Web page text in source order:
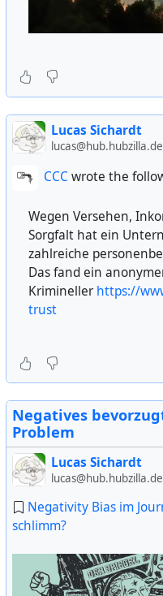
Lucas Sichardt
lucas@hub.hubzilla.de
CCC wrote the
Wegen Versehen,
Sorgfalt hat ein
zahlreiche
Das fand ein
Krimineller https://
trust
Negatives
Problem
Lucas Sichardt
lucas@hub.hubzilla.de
Negativity Bias im
schlimm?